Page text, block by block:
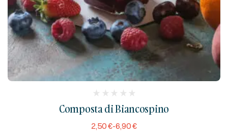
Composta di Biancospino
reviews)
2,50€-6,90€